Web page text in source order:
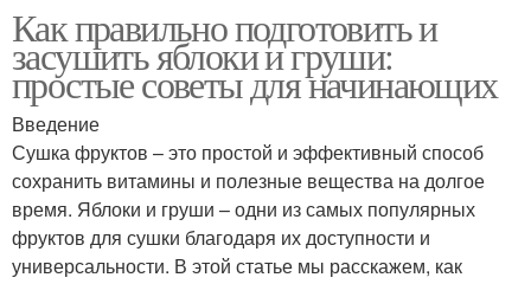
Как правильно подготовить и
засушить яблоки и груши:
простые советы для начинающих
Введение
Сушка фруктов – это простой и эффективный способ
сохранить витамины и полезные вещества на долгое
время. Яблоки и груши – одни из самых популярных
фруктов для сушки благодаря их доступности и
универсальности. В этой статье мы расскажем, как